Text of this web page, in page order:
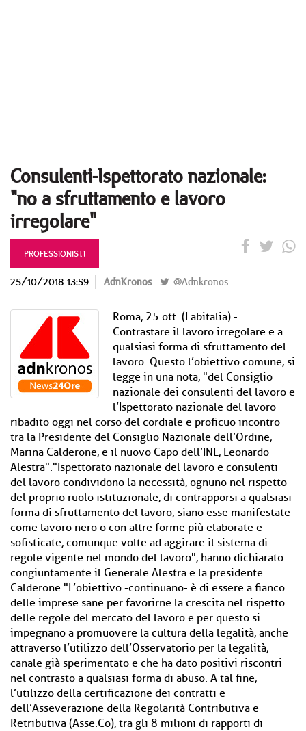
Consulenti-Ispettorato nazionale:
"no a sfruttamento e lavoro
irregolare"
PROFESSIONISTI
25/10/2018 13:59 AdnKronos @Adnkronos
Roma, 25 ott. (Labitalia) -
Contrastare il lavoro irregolare e a
qualsiasi forma di sfruttamento del
lavoro. Questo l’obiettivo comune, si
legge in una nota, "del Consiglio
nazionale dei consulenti del lavoro e
l’Ispettorato nazionale del lavoro
ribadito oggi nel corso del cordiale e proficuo incontro
tra la Presidente del Consiglio Nazionale dell’Ordine,
Marina Calderone, e il nuovo Capo dell’INL, Leonardo
Alestra"."Ispettorato nazionale del lavoro e consulenti
del lavoro condividono la necessità, ognuno nel rispetto
del proprio ruolo istituzionale, di contrapporsi a qualsiasi
forma di sfruttamento del lavoro; siano esse manifestate
come lavoro nero o con altre forme più elaborate e
sofisticate, comunque volte ad aggirare il sistema di
regole vigente nel mondo del lavoro", hanno dichiarato
congiuntamente il Generale Alestra e la presidente
Calderone."L’obiettivo -continuano- è di essere a fianco
delle imprese sane per favorirne la crescita nel rispetto
delle regole del mercato del lavoro e per questo si
impegnano a promuovere la cultura della legalità, anche
attraverso l’utilizzo dell’Osservatorio per la legalità,
canale già sperimentato e che ha dato positivi riscontri
nel contrasto a qualsiasi forma di abuso. A tal fine,
l’utilizzo della certificazione dei contratti e
dell’Asseverazione della Regolarità Contributiva e
Retributiva (Asse.Co), tra gli 8 milioni di rapporti di